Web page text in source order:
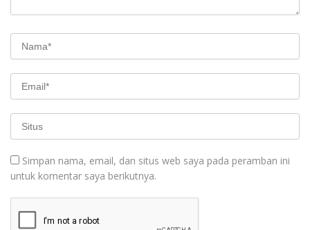
Simpan nama, email, dan situs web saya pada peramban ini
untuk komentar saya berikutnya.